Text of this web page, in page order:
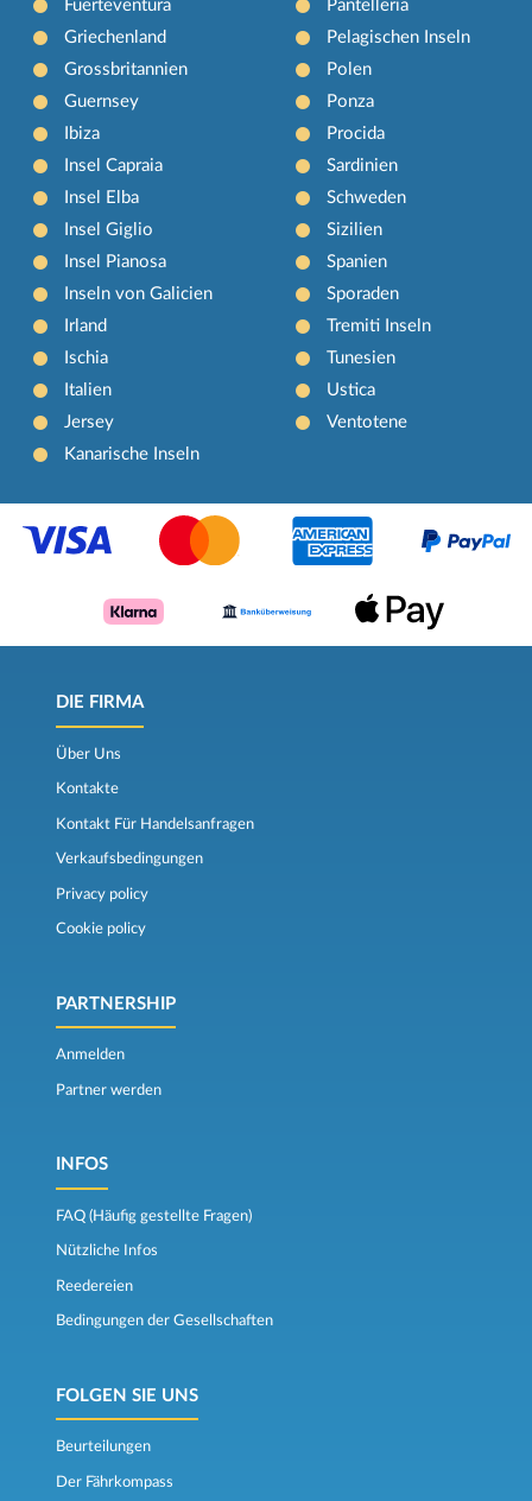
Fuerteventura
Griechenland
Grossbritannien
Guernsey
Ibiza
Insel Capraia
Insel Elba
Insel Giglio
Insel Pianosa
Inseln von Galicien
Irland
Ischia
Italien
Jersey
Kanarische Inseln
Pantelleria
Pelagischen Inseln
Polen
Ponza
Procida
Sardinien
Schweden
Sizilien
Spanien
Sporaden
Tremiti Inseln
Tunesien
Ustica
Ventotene
DIE FIRMA
Über Uns
Kontakte
Kontakt Für Handelsanfragen
Verkaufsbedingungen
Privacy policy
Cookie policy
PARTNERSHIP
Anmelden
Partner werden
INFOS
FAQ (Häufig gestellte Fragen)
Nützliche Infos
Reedereien
Bedingungen der Gesellschaften
FOLGEN SIE UNS
Beurteilungen
Der Fährkompass